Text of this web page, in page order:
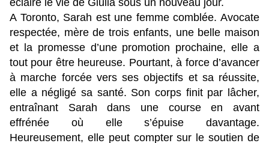
éclaire le vie de Giulia sous un nouveau jour.
A Toronto, Sarah est une femme comblée. Avocate
respectée, mère de trois enfants, une belle maison
et la promesse d’une promotion prochaine, elle a
tout pour être heureuse. Pourtant, à force d’avancer
à marche forcée vers ses objectifs et sa réussite,
elle a négligé sa santé. Son corps finit par lâcher,
entraînant Sarah dans une course en avant
effrénée où elle s’épuise davantage.
Heureusement, elle peut compter sur le soutien de